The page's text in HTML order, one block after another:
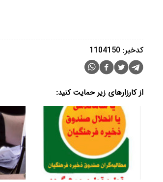
کدخبر: 1104150
از کارزارهای زیر حمایت کنید: